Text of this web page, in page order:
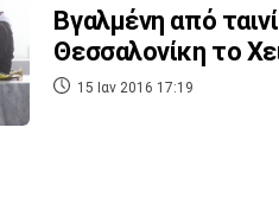
Βγαλμένη από
Θεσσαλονίκη το
15 Ιαν 2016 17:19